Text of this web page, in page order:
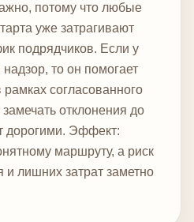
потому что любые
уже затрагивают
подрядчиков. Если у
надзор, то он помогает
рамках согласованного
отклонения до
дорогими. Эффект:
маршруту, а риск
и лишних затрат заметно